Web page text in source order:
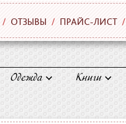
/ ОТЗЫВЫ / ПРАЙС-ЛИСТ /
Одежда Книги